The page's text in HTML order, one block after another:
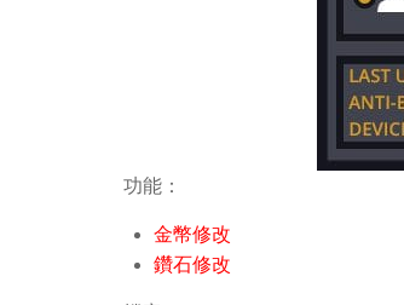
功能：
金幣修改
鑽石修改